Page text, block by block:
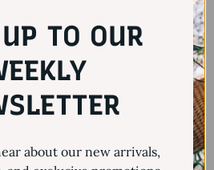
TO OUR
about our new arrivals,